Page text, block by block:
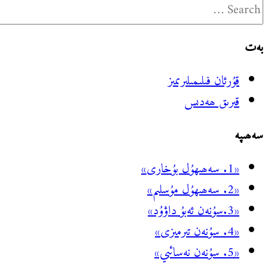
بەت
قۇرئان فىلىمىلىرىمىز
قىرىق ھەدىس
سەھىپە
«1. سەھىھۇل بۇخارى»
«2. سەھىھۇل مۇسلىم»
«3.سۇنەن ئەبۇ داۋۇد»
«4. سۇنەن تىرمىزى»
«5. سۇنەن نەسائىي»